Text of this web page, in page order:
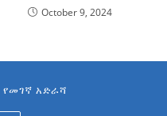
October 9, 2024
የመገኛ አድራሻ